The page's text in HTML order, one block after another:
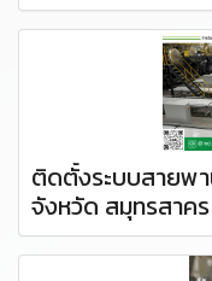
ติดตั้งระบบสายพ
จังหวัด สมุทรสาคร